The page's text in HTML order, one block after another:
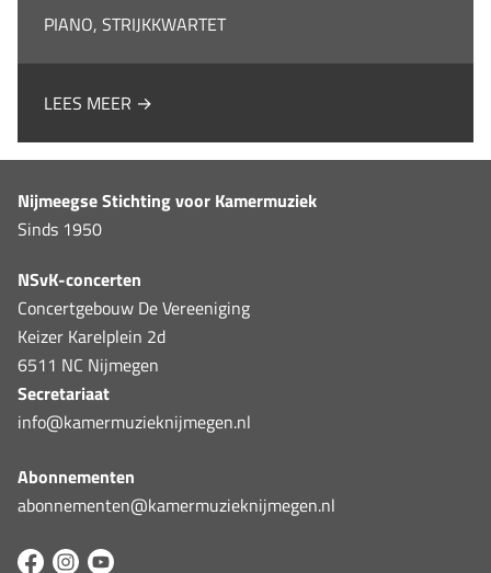
PIANO, STRIJKKWARTET
LEES MEER →
Nijmeegse Stichting voor Kamermuziek
Sinds 1950
NSvK-concerten
Concertgebouw De Vereeniging
Keizer Karelplein 2d
6511 NC Nijmegen
Secretariaat
info@kamermuzieknijmegen.nl
Abonnementen
abonnementen@kamermuzieknijmegen.nl